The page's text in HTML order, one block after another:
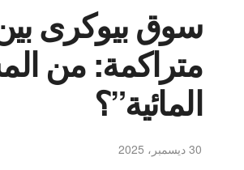
سوق بيوكرى
متراكمة: من
المائية”؟
30 ديسمبر، 2025